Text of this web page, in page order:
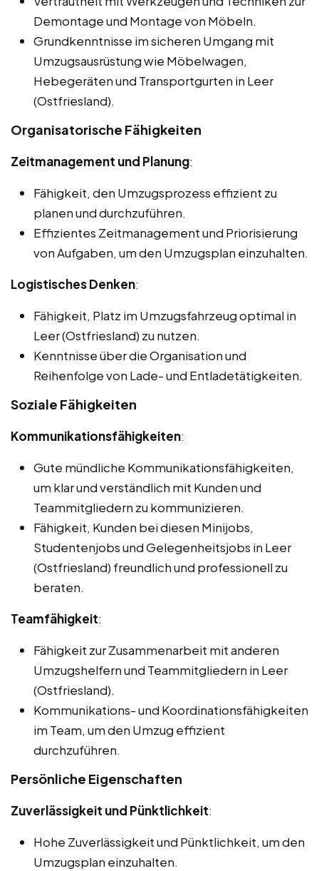
Demontage und Montage von Möbeln.
Grundkenntnisse im sicheren Umgang mit
Umzugsausrüstung wie Möbelwagen,
Hebegeräten und Transportgurten in Leer
(Ostfriesland).
Organisatorische Fähigkeiten
Zeitmanagement und Planung:
Fähigkeit, den Umzugsprozess effizient zu
planen und durchzuführen.
Effizientes Zeitmanagement und Priorisierung
von Aufgaben, um den Umzugsplan einzuhalten.
Logistisches Denken:
Fähigkeit, Platz im Umzugsfahrzeug optimal in
Leer (Ostfriesland) zu nutzen.
Kenntnisse über die Organisation und
Reihenfolge von Lade- und Entladetätigkeiten.
Soziale Fähigkeiten
Kommunikationsfähigkeiten:
Gute mündliche Kommunikationsfähigkeiten,
um klar und verständlich mit Kunden und
Teammitgliedern zu kommunizieren.
Fähigkeit, Kunden bei diesen Minijobs,
Studentenjobs und Gelegenheitsjobs in Leer
(Ostfriesland) freundlich und professionell zu
beraten.
Teamfähigkeit:
Fähigkeit zur Zusammenarbeit mit anderen
Umzugshelfern und Teammitgliedern in Leer
(Ostfriesland).
Kommunikations- und Koordinationsfähigkeiten
im Team, um den Umzug effizient
durchzuführen.
Persönliche Eigenschaften
Zuverlässigkeit und Pünktlichkeit:
Hohe Zuverlässigkeit und Pünktlichkeit, um den
Umzugsplan einzuhalten.